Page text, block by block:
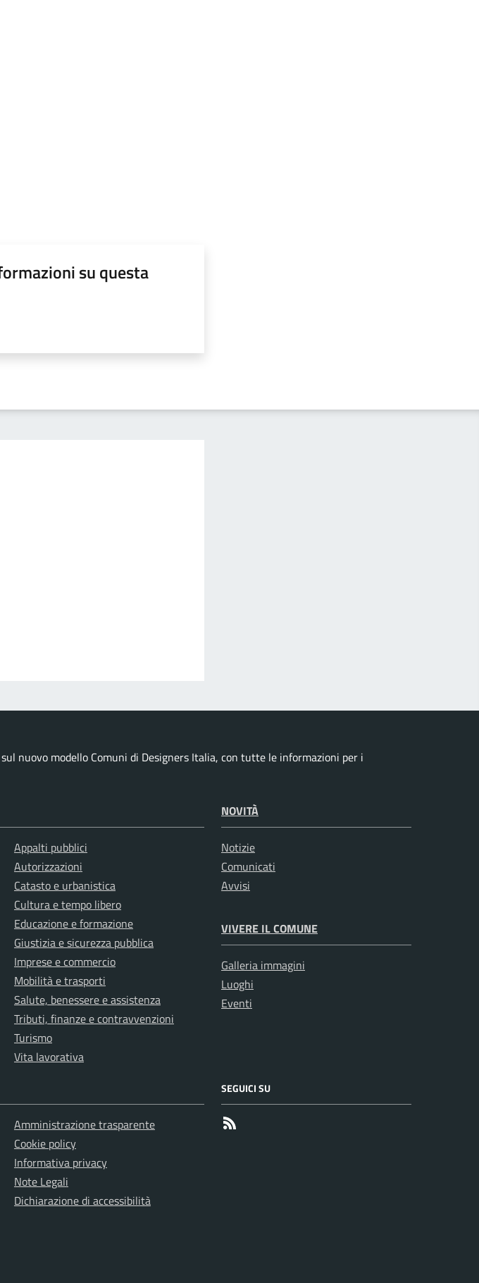
su questa
nuovo modello Comuni di Designers Italia, con tutte le informazioni per i
Appalti pubblici
Autorizzazioni
Catasto e urbanistica
Cultura e tempo libero
Educazione e formazione
Giustizia e sicurezza pubblica
Imprese e commercio
Mobilità e trasporti
Salute, benessere e assistenza
Tributi, finanze e contravvenzioni
Turismo
Vita lavorativa
NOVITÀ
Notizie
Comunicati
Avvisi
VIVERE IL COMUNE
Galleria immagini
Luoghi
Eventi
Amministrazione trasparente
Cookie policy
Informativa privacy
Note Legali
Dichiarazione di accessibilità
SEGUICI SU